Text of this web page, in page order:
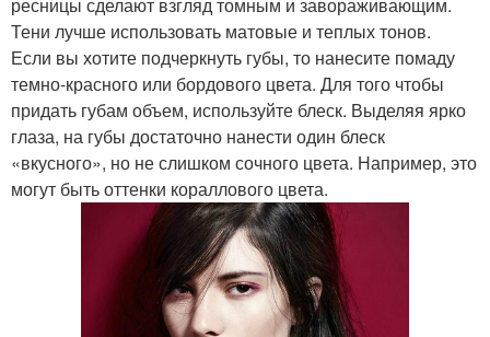
ресницы сделают взгляд томным и завораживающим.
Тени лучше использовать матовые и теплых тонов.
Если вы хотите подчеркнуть губы, то нанесите помаду
темно-красного или бордового цвета. Для того чтобы
придать губам объем, используйте блеск. Выделяя ярко
глаза, на губы достаточно нанести один блеск
«вкусного», но не слишком сочного цвета. Например, это
могут быть оттенки кораллового цвета.